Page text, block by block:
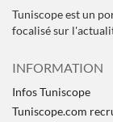
Tuniscope est un
focalisé sur
INFORMATION
Infos Tuniscope
Tuniscope.com